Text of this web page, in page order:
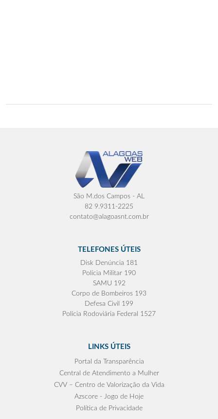
São M.dos Campos - AL
82 9.9311-2225
contato@alagoasnt.com.br
TELEFONES ÚTEIS
Disk Denúncia 181
Polícia Militar 190
SAMU 192
Corpo de Bombeiros 193
Defesa Civil 199
Polícia Rodoviária Federal 1527
LINKS ÚTEIS
Portal da Transparência
Central de Atendimento a Mulher
CVV – Centro de Valorização da Vida
Azscore - Jogo de Hoje
Política de Privacidade